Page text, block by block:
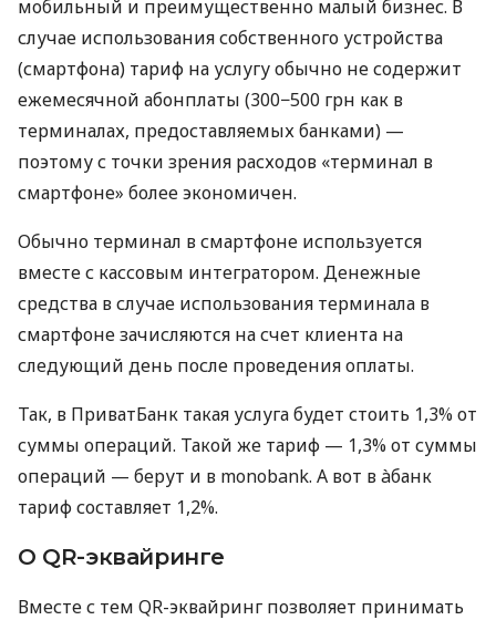
мобильный и преимущественно малый бизнес. В
случае использования собственного устройства
(смартфона) тариф на услугу обычно не содержит
ежемесячной абонплаты (300−500 грн как в
терминалах, предоставляемых банками) —
поэтому с точки зрения расходов «терминал в
смартфоне» более экономичен.
Обычно терминал в смартфоне используется
вместе с кассовым интегратором. Денежные
средства в случае использования терминала в
смартфоне зачисляются на счет клиента на
следующий день после проведения оплаты.
Так, в ПриватБанк такая услуга будет стоить 1,3% от
суммы операций. Такой же тариф — 1,3% от суммы
операций — берут и в monobank. А вот в àбанк
тариф составляет 1,2%.
О QR-эквайринге
Вместе с тем QR-эквайринг позволяет принимать